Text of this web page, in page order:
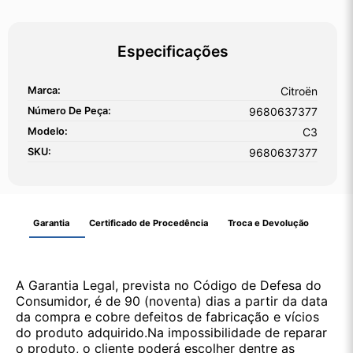
Especificações
Marca: Citroën
Número De Peça: 9680637377
Modelo: C3
SKU: 9680637377
Garantia Certificado de Procedência Troca e Devolução
A Garantia Legal, prevista no Código de Defesa do
Consumidor, é de 90 (noventa) dias a partir da data
da compra e cobre defeitos de fabricação e vícios
do produto adquirido.Na impossibilidade de reparar
o produto, o cliente poderá escolher dentre as